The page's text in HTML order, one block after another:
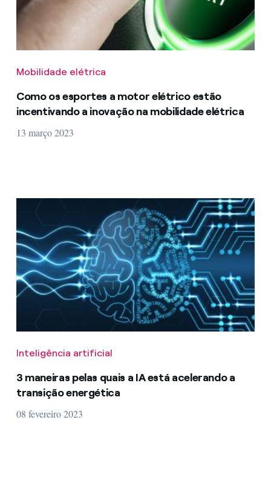
Mobilidade elétrica
Como os esportes a motor elétrico estão
incentivando a inovação na mobilidade elétrica
13 março 2023
Inteligência artificial
3 maneiras pelas quais a IA está acelerando a
transição energética
08 fevereiro 2023